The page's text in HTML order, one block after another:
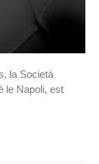
la Società
le Napoli, est